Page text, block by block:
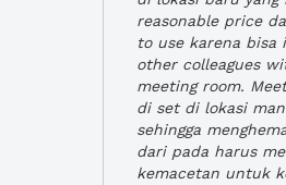
reasonable price
to use karena bisa
other colleagues
meeting room.
di set di lokasi
sehingga
dari pada harus
kemacetan untuk